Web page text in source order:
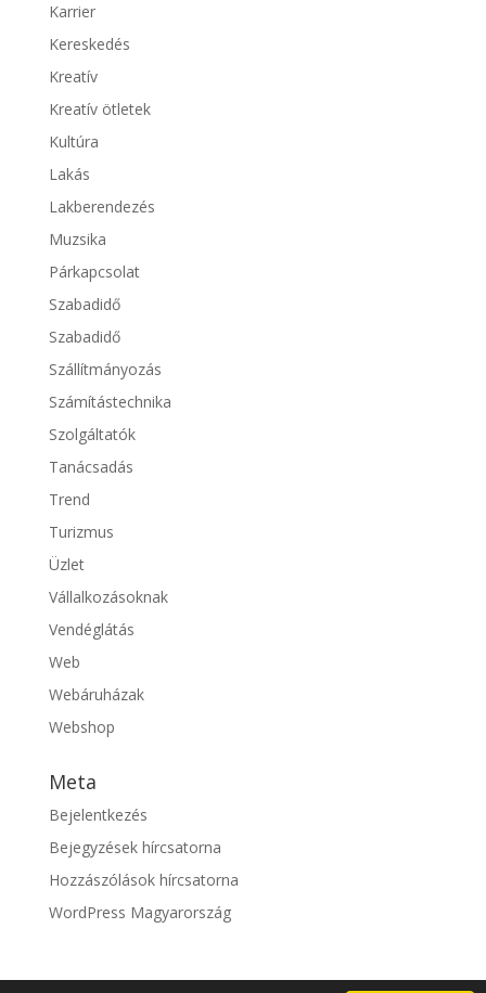
Karrier
Kereskedés
Kreatív
Kreatív ötletek
Kultúra
Lakás
Lakberendezés
Muzsika
Párkapcsolat
Szabadidő
Szabadidő
Szállítmányozás
Számítástechnika
Szolgáltatók
Tanácsadás
Trend
Turizmus
Üzlet
Vállalkozásoknak
Vendéglátás
Web
Webáruházak
Webshop
Meta
Bejelentkezés
Bejegyzések hírcsatorna
Hozzászólások hírcsatorna
WordPress Magyarország